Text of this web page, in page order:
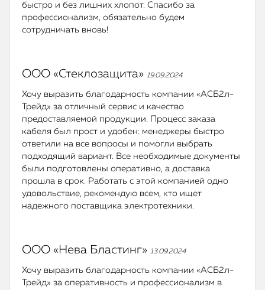
быстро и без лишних хлопот. Спасибо за
профессионализм, обязательно будем
сотрудничать вновь!
ООО «Стеклозащита» 19.09.2024
Хочу выразить благодарность компании «АСБ2л-
Трейд» за отличный сервис и качество
предоставляемой продукции. Процесс заказа
кабеля был прост и удобен: менеджеры быстро
ответили на все вопросы и помогли выбрать
подходящий вариант. Все необходимые документы
были подготовлены оперативно, а доставка
прошла в срок. Работать с этой компанией одно
удовольствие, рекомендую всем, кто ищет
надежного поставщика электротехники.
ООО «Нева Бластинг» 13.09.2024
Хочу выразить благодарность компании «АСБ2л-
Трейд» за оперативность и профессионализм в